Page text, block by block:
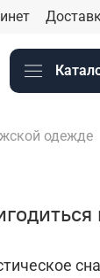
одежде